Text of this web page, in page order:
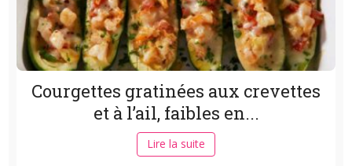
Courgettes gratinées aux crevettes
et à l’ail, faibles en...
Lire la suite